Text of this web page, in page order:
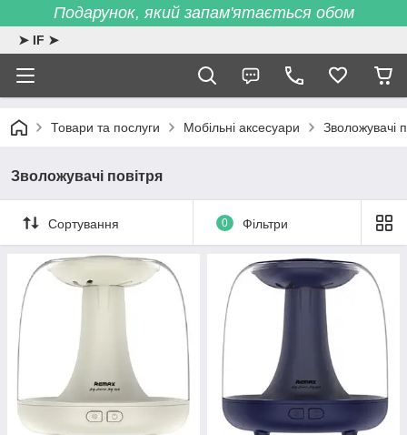
Подарунок, який запам'ятається обом
➤ IF ➤
Товари та послуги Мобільні аксесуари Зволожувачі
Зволожувачі повітря
Сортування 0 Фільтри